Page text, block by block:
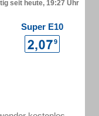
seit heute, 19:27 Uhr
Super E10